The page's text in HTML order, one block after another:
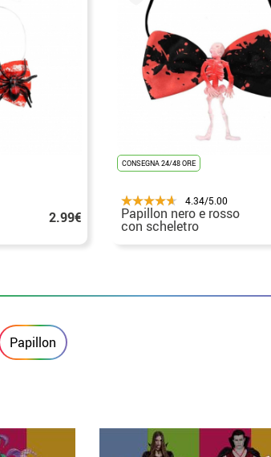
2.99€
CONSEGNA 24/48 ORE
4.34/5.00
Papillon nero e rosso
con scheletro
Papillon